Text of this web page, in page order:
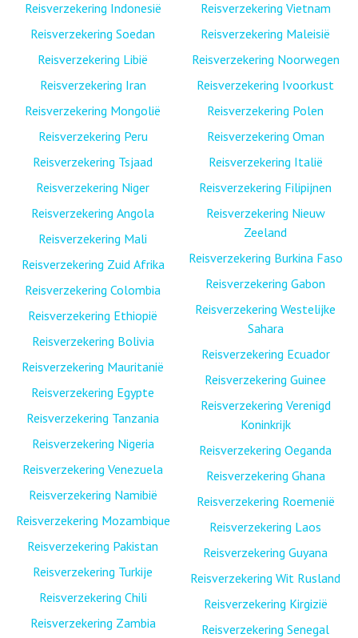
Reisverzekering Indonesië
Reisverzekering Soedan
Reisverzekering Libië
Reisverzekering Iran
Reisverzekering Mongolië
Reisverzekering Peru
Reisverzekering Tsjaad
Reisverzekering Niger
Reisverzekering Angola
Reisverzekering Mali
Reisverzekering Zuid Afrika
Reisverzekering Colombia
Reisverzekering Ethiopië
Reisverzekering Bolivia
Reisverzekering Mauritanië
Reisverzekering Egypte
Reisverzekering Tanzania
Reisverzekering Nigeria
Reisverzekering Venezuela
Reisverzekering Namibië
Reisverzekering Mozambique
Reisverzekering Pakistan
Reisverzekering Turkije
Reisverzekering Chili
Reisverzekering Zambia
Reisverzekering Vietnam
Reisverzekering Maleisië
Reisverzekering Noorwegen
Reisverzekering Ivoorkust
Reisverzekering Polen
Reisverzekering Oman
Reisverzekering Italië
Reisverzekering Filipijnen
Reisverzekering Nieuw
Zeeland
Reisverzekering Burkina Faso
Reisverzekering Gabon
Reisverzekering Westelijke
Sahara
Reisverzekering Ecuador
Reisverzekering Guinee
Reisverzekering Verenigd
Koninkrijk
Reisverzekering Oeganda
Reisverzekering Ghana
Reisverzekering Roemenië
Reisverzekering Laos
Reisverzekering Guyana
Reisverzekering Wit Rusland
Reisverzekering Kirgizië
Reisverzekering Senegal